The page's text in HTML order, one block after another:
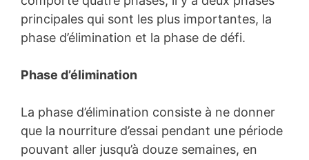
principales qui sont les plus importantes, la
phase d’élimination et la phase de défi.
Phase d’élimination
La phase d’élimination consiste à ne donner
que la nourriture d’essai pendant une période
pouvant aller jusqu’à douze semaines, en